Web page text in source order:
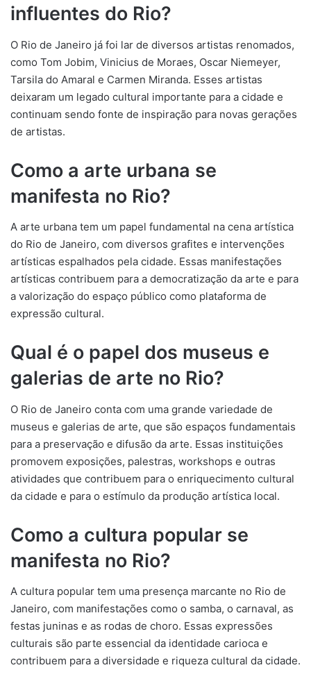
influentes do Rio?
O Rio de Janeiro já foi lar de diversos artistas renomados,
como Tom Jobim, Vinicius de Moraes, Oscar Niemeyer,
Tarsila do Amaral e Carmen Miranda. Esses artistas
deixaram um legado cultural importante para a cidade e
continuam sendo fonte de inspiração para novas gerações
de artistas.
Como a arte urbana se
manifesta no Rio?
A arte urbana tem um papel fundamental na cena artística
do Rio de Janeiro, com diversos grafites e intervenções
artísticas espalhados pela cidade. Essas manifestações
artísticas contribuem para a democratização da arte e para
a valorização do espaço público como plataforma de
expressão cultural.
Qual é o papel dos museus e
galerias de arte no Rio?
O Rio de Janeiro conta com uma grande variedade de
museus e galerias de arte, que são espaços fundamentais
para a preservação e difusão da arte. Essas instituições
promovem exposições, palestras, workshops e outras
atividades que contribuem para o enriquecimento cultural
da cidade e para o estímulo da produção artística local.
Como a cultura popular se
manifesta no Rio?
A cultura popular tem uma presença marcante no Rio de
Janeiro, com manifestações como o samba, o carnaval, as
festas juninas e as rodas de choro. Essas expressões
culturais são parte essencial da identidade carioca e
contribuem para a diversidade e riqueza cultural da cidade.